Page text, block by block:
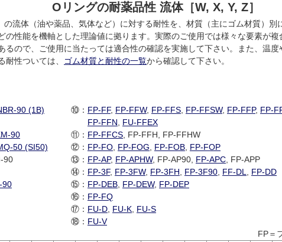
Oリングの耐薬品性 流体［W, X, Y, Z］
の流体（油や薬品、気体など）に対する耐性を、材質（主にゴム材質）別
の性能を機軸とした理論値に拠ります。実際のご使用では様々な要素が
るので、ご使用に当たっては適合性の確認を実施して下さい。また、温度
耐性ついては、
ゴム材質と耐性の一覧から確認して下さい。
90 (1B) ⑩： FP-FF, FP-FFW, FP-FFS FP-FFSW, FP-FFP, FP-
FP-FFN
FU-FFEX
90 ⑪： FP-FFCS , FP-FFH, FP-FFHW
50 (SI50) ⑫： FP-FO FP-FOG FP-FOB FP-FOP
90 ⑬： FP-AP, FP-APHW, FP-AP90, FP-APC , FP-APP
⑭： FP-3F, FP-3FW, FP-3FH FP-3F90 FF-DL
FP-DD
90 ⑮： FP-DEB FP-DEW, FP-DEP
⑯： FP-FQ
⑰： FU-D FU-K FU-S
⑱： FU-V
FP＝